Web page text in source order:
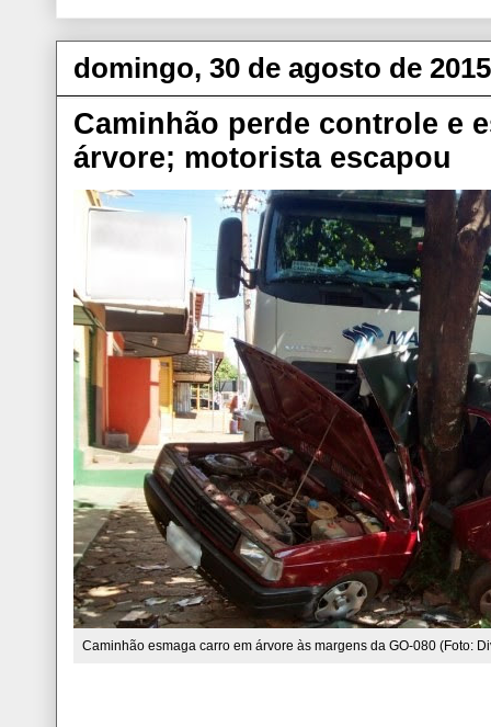
domingo, 30 de agosto de 2015
Caminhão perde controle e
árvore; motorista escapou
Caminhão esmaga carro em árvore às margens da GO-080 (Foto: